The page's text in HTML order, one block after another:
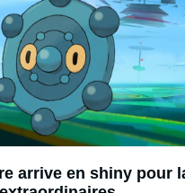
arrive en shiny pour